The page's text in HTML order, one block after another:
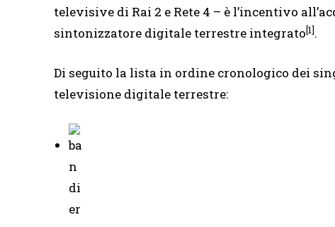
televisive di Rai 2 e Rete 4 – è l’incentivo
sintonizzatore digitale terrestre integrato[1].
Di seguito la lista in ordine cronologico dei
televisione digitale terrestre: